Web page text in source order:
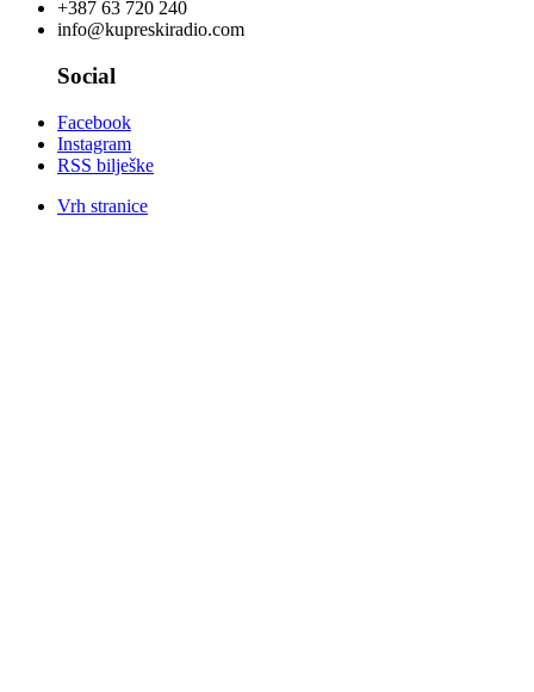
+387 63 720 240
info@kupreskiradio.com
Social
Facebook
Instagram
RSS bilješke
Vrh stranice